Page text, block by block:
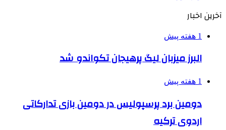
آخرین اخبار
1 هفته پیش
البرز میزبان لیگ پرهیجان تکواندو شد
1 هفته پیش
دومین برد پرسپولیس در دومین بازی تدارکاتی
اردوی ترکیه